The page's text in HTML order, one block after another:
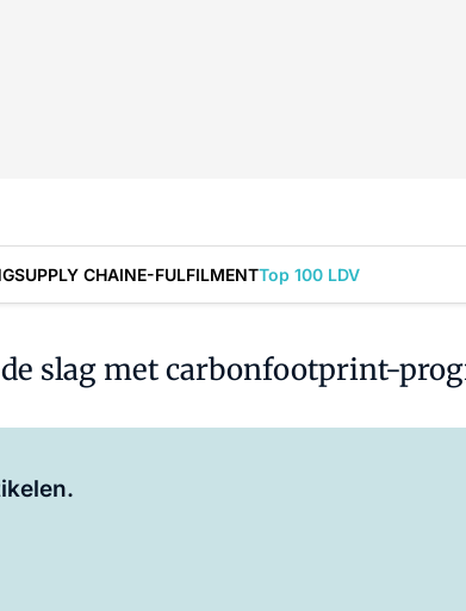
SUPPLY CHAINE-FULFILMENTTop 100 LDV
slag met carbonfootprint-